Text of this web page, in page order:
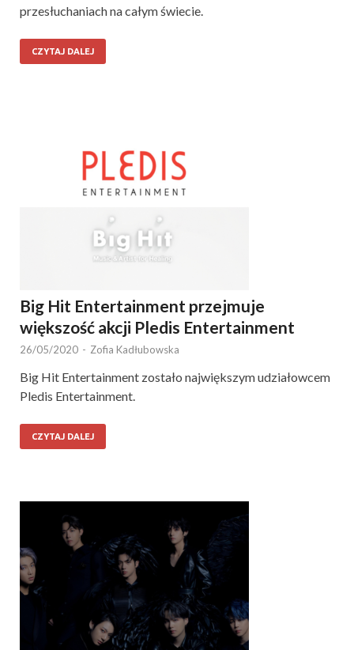
przesłuchaniach na całym świecie.
CZYTAJ DALEJ
Big Hit Entertainment przejmuje
większość akcji Pledis Entertainment
26/05/2020 - Zofia Kadłubowska
Big Hit Entertainment zostało największym udziałowcem
Pledis Entertainment.
CZYTAJ DALEJ